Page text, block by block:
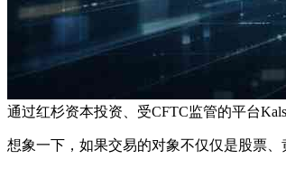
通过红杉资本投资、受CFTC监管的平台
想象一下，如果交易的对象不仅仅是股票